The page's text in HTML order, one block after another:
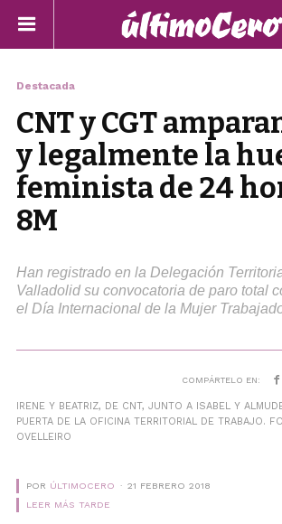
Destacada
CNT y CGT
y legalmente la
feminista de 24
8M
Han registrado en la Delegación
Valladolid su convocatoria de paro total
el Día Internacional de la Mujer
COMPÁRTELO EN:
IRENE Y BEATRIZ, DE CNT, JUNTO A ISABEL Y
PUERTA DE LA OFICINA TERRITORIAL DE TRABAJO.
OVELLEIRO
POR ÚLTIMOCERO
21 FEBRERO 2018
LEER MÁS TARDE